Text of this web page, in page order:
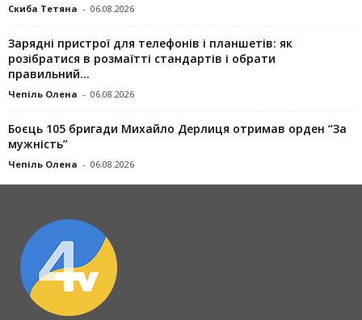
Скиба Тетяна - 06.08.2026
Зарядні пристрої для телефонів і планшетів: як
розібратися в розмаїтті стандартів і обрати
правильний...
Чепіль Олена - 06.08.2026
Боєць 105 бригади Михайло Дерлиця отримав орден “За
мужність”
Чепіль Олена - 06.08.2026